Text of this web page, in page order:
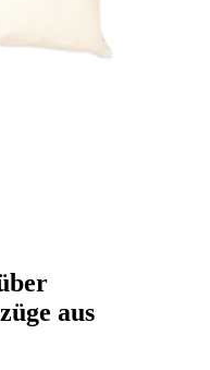
aus